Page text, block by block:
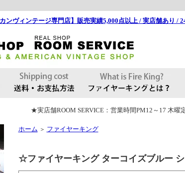
ンヴィンテージ専門店】販売実績5,000点以上 / 実店舗あり /
★実店舗ROOM SERVICE：営業時間PM12～17 木曜
ホーム ＞ ファイヤーキング
☆ファイヤーキング ターコイズブルー